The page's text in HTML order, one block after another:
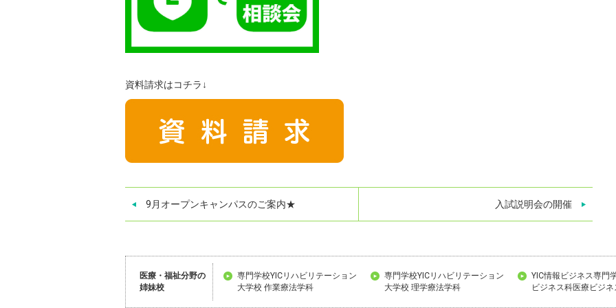
資料請求はコチラ↓
9月オープンキャンパスのご案内★ 入試説明会の開催
医療・福祉分野の
姉妹校
専門学校YICリハビリテーション
大学校 作業療法学科
専門学校YICリハビリテーション
大学校 理学療法学科
YIC情報ビジネス専門
ビジネス科医療ビジネ